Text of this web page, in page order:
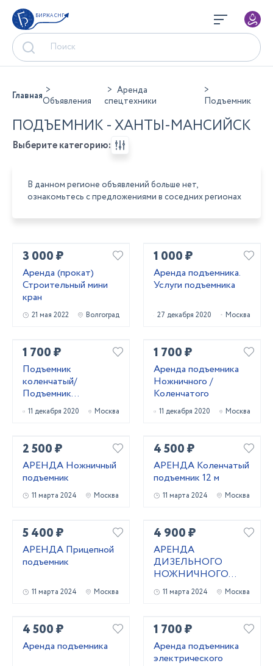
БИРЖА СНГ
ГлавнаяОбъявления
Аренда
спецтехники
Подъемник
ПОДЪЕМНИК - ХАНТЫ-МАНСИЙСК
Выберите категорию:
В данном регионе объявлений больше нет,
ознакомьтесь с предложениями в соседних регионах
3 000 ₽
Аренда (прокат)
Строительный мини
кран
21 мая 2022 Волгоград
1 000 ₽
Аренда подъемника.
Услуги подъемника
27 декабря 2020 Москва
1 700 ₽
Подъемник
коленчатый/
Подъемник
ножничный в аренду
11 декабря 2020 Москва
1 700 ₽
Аренда подъемника
Ножничного /
Коленчатого
11 декабря 2020 Москва
2 500 ₽
АРЕНДА Ножничный
подъемник
11 марта 2024 Москва
4 500 ₽
АРЕНДА Коленчатый
подъемник 12 м
11 марта 2024 Москва
5 400 ₽
АРЕНДА Прицепной
подъемник
11 марта 2024 Москва
4 900 ₽
АРЕНДА
ДИЗЕЛЬНОГО
НОЖНИЧНОГО
ПОДЪЕМНИКА
11 марта 2024 Москва
4 500 ₽
Аренда подъемника
1 700 ₽
Аренда подъемника
электрического